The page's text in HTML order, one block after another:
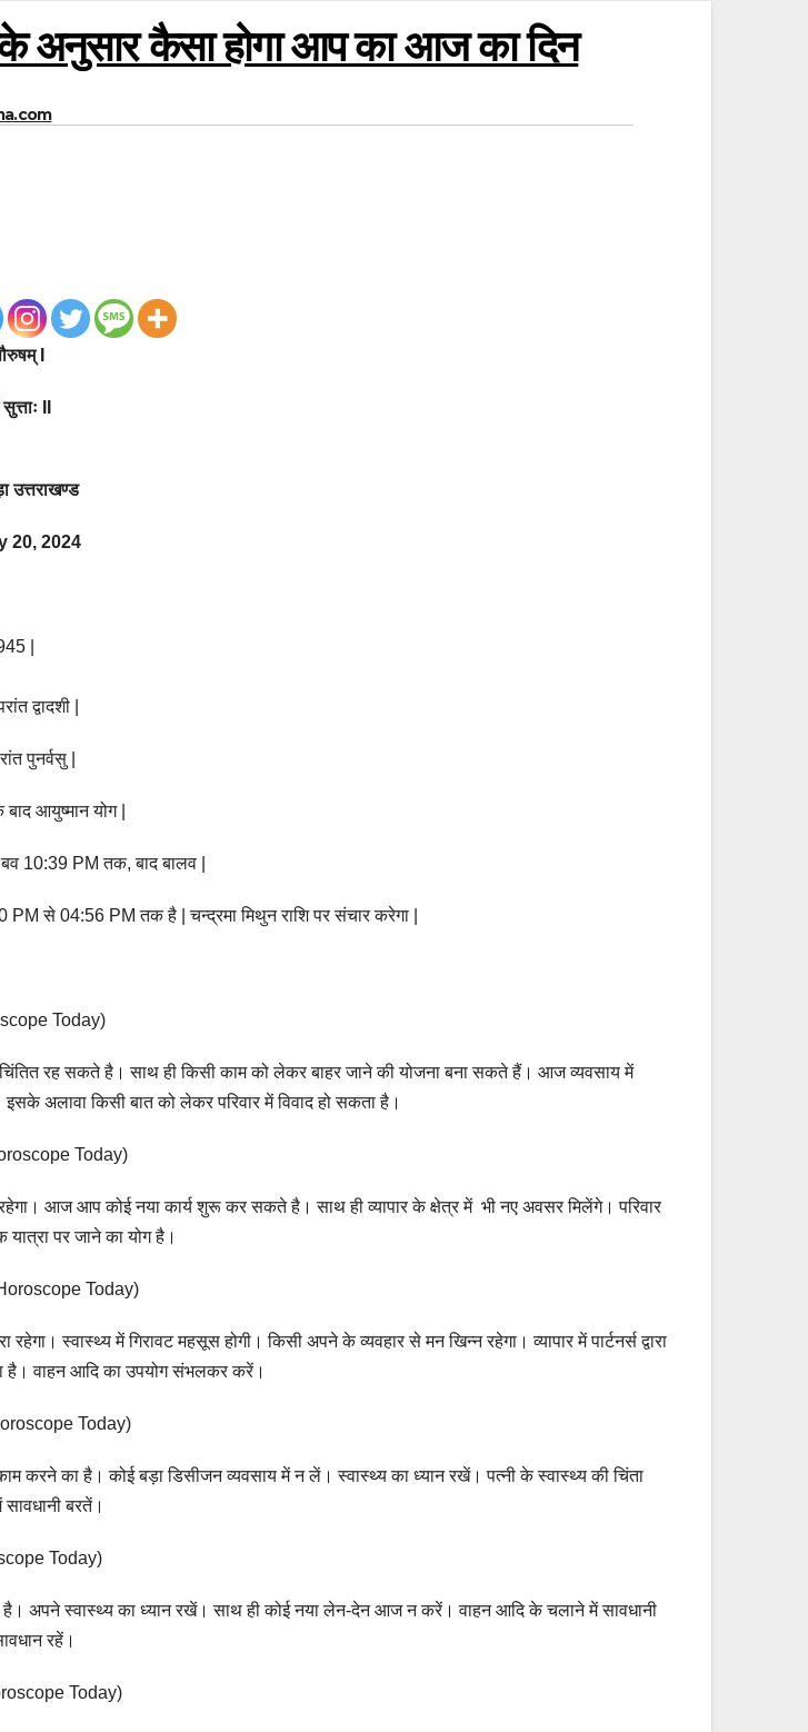
के अनुसार कैसा होगा आप का आज का दिन
I
II
उत्तराखण्ड
20, 2024
|
द्वादशी |
पुनर्वसु |
आयुष्मान योग |
10:39 PM तक, बाद बालव |
PM से 04:56 PM तक है | चन्द्रमा मिथुन राशि पर संचार करेगा |
Today)
रह सकते है। साथ ही किसी काम को लेकर बाहर जाने की योजना बना सकते हैं। आज व्यवसाय में
इसके अलावा किसी बात को लेकर परिवार में विवाद हो सकता है।
Today)
आज आप कोई नया कार्य शुरू कर सकते है। साथ ही व्यापार के क्षेत्र में भी नए अवसर मिलेंगे। परिवार
पर जाने का योग है।
Today)
स्वास्थ्य में गिरावट महसूस होगी। किसी अपने के व्यवहार से मन खिन्न रहेगा। व्यापार में पार्टनर्स द्वारा
है। वाहन आदि का उपयोग संभलकर करें।
Today)
करने का है। कोई बड़ा डिसीजन व्यवसाय में न लें। स्वास्थ्य का ध्यान रखें। पत्नी के स्वास्थ्य की चिंता
बरतें।
Today)
अपने स्वास्थ्य का ध्यान रखें। साथ ही कोई नया लेन-देन आज न करें। वाहन आदि के चलाने में सावधानी
रहें।
Today)